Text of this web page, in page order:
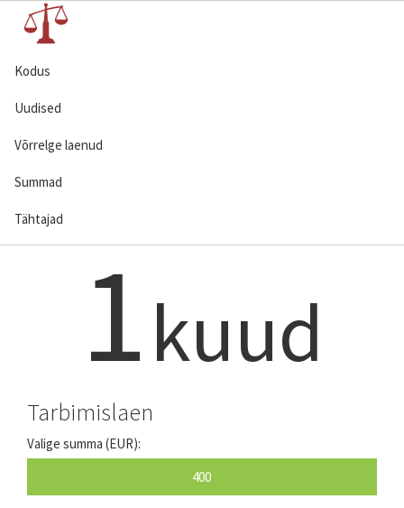
Kodus
Uudised
Võrrelge laenud
Summad
Tähtajad
1kuud
Tarbimislaen
Valige summa (EUR):
400